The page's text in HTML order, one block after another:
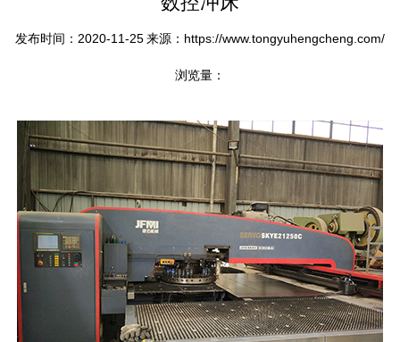
发布时间：2020-11-25来源：https://www.tongyuhengcheng.com/
浏览量：